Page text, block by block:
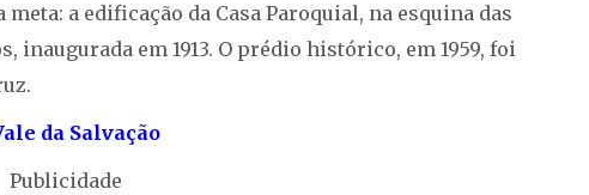
a edificação da Casa Paroquial, na esquina das
inaugurada em 1913. O prédio histórico, em 1959, foi
da Salvação
Publicidade